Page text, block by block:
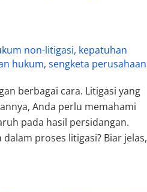
non-litigasi, kepatuhan
hukum, sengketa perusahaan
berbagai cara. Litigasi yang
Anda perlu memahami
pada hasil persidangan.
proses litigasi? Biar jelas,